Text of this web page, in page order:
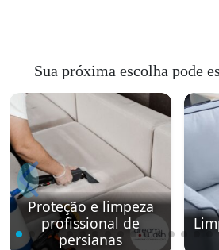
Sua próxima escolha pode
Proteção e limpeza
profissional de
persianas